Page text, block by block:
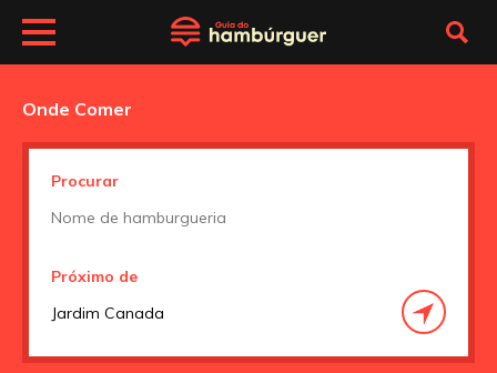
Onde Comer
Procurar
Próximo de